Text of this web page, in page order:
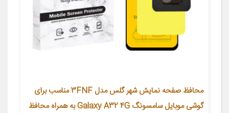
محافظ صفحه نمایش شهر گلس مدل 3FNF مناسب برای
گوشی موبایل سامسونگ Galaxy A32 4G به همراه محافظ